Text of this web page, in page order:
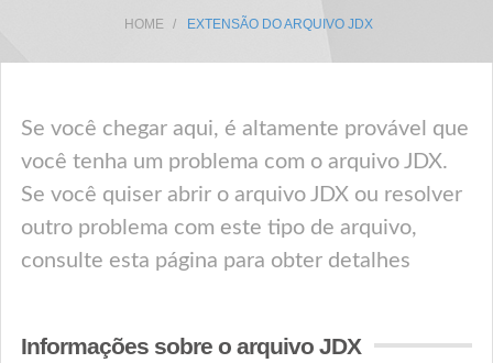
HOME EXTENSÃO DO ARQUIVO JDX
Se você chegar aqui, é altamente provável que
você tenha um problema com o arquivo JDX.
Se você quiser abrir o arquivo JDX ou resolver
outro problema com este tipo de arquivo,
consulte esta página para obter detalhes
Informações sobre o arquivo JDX